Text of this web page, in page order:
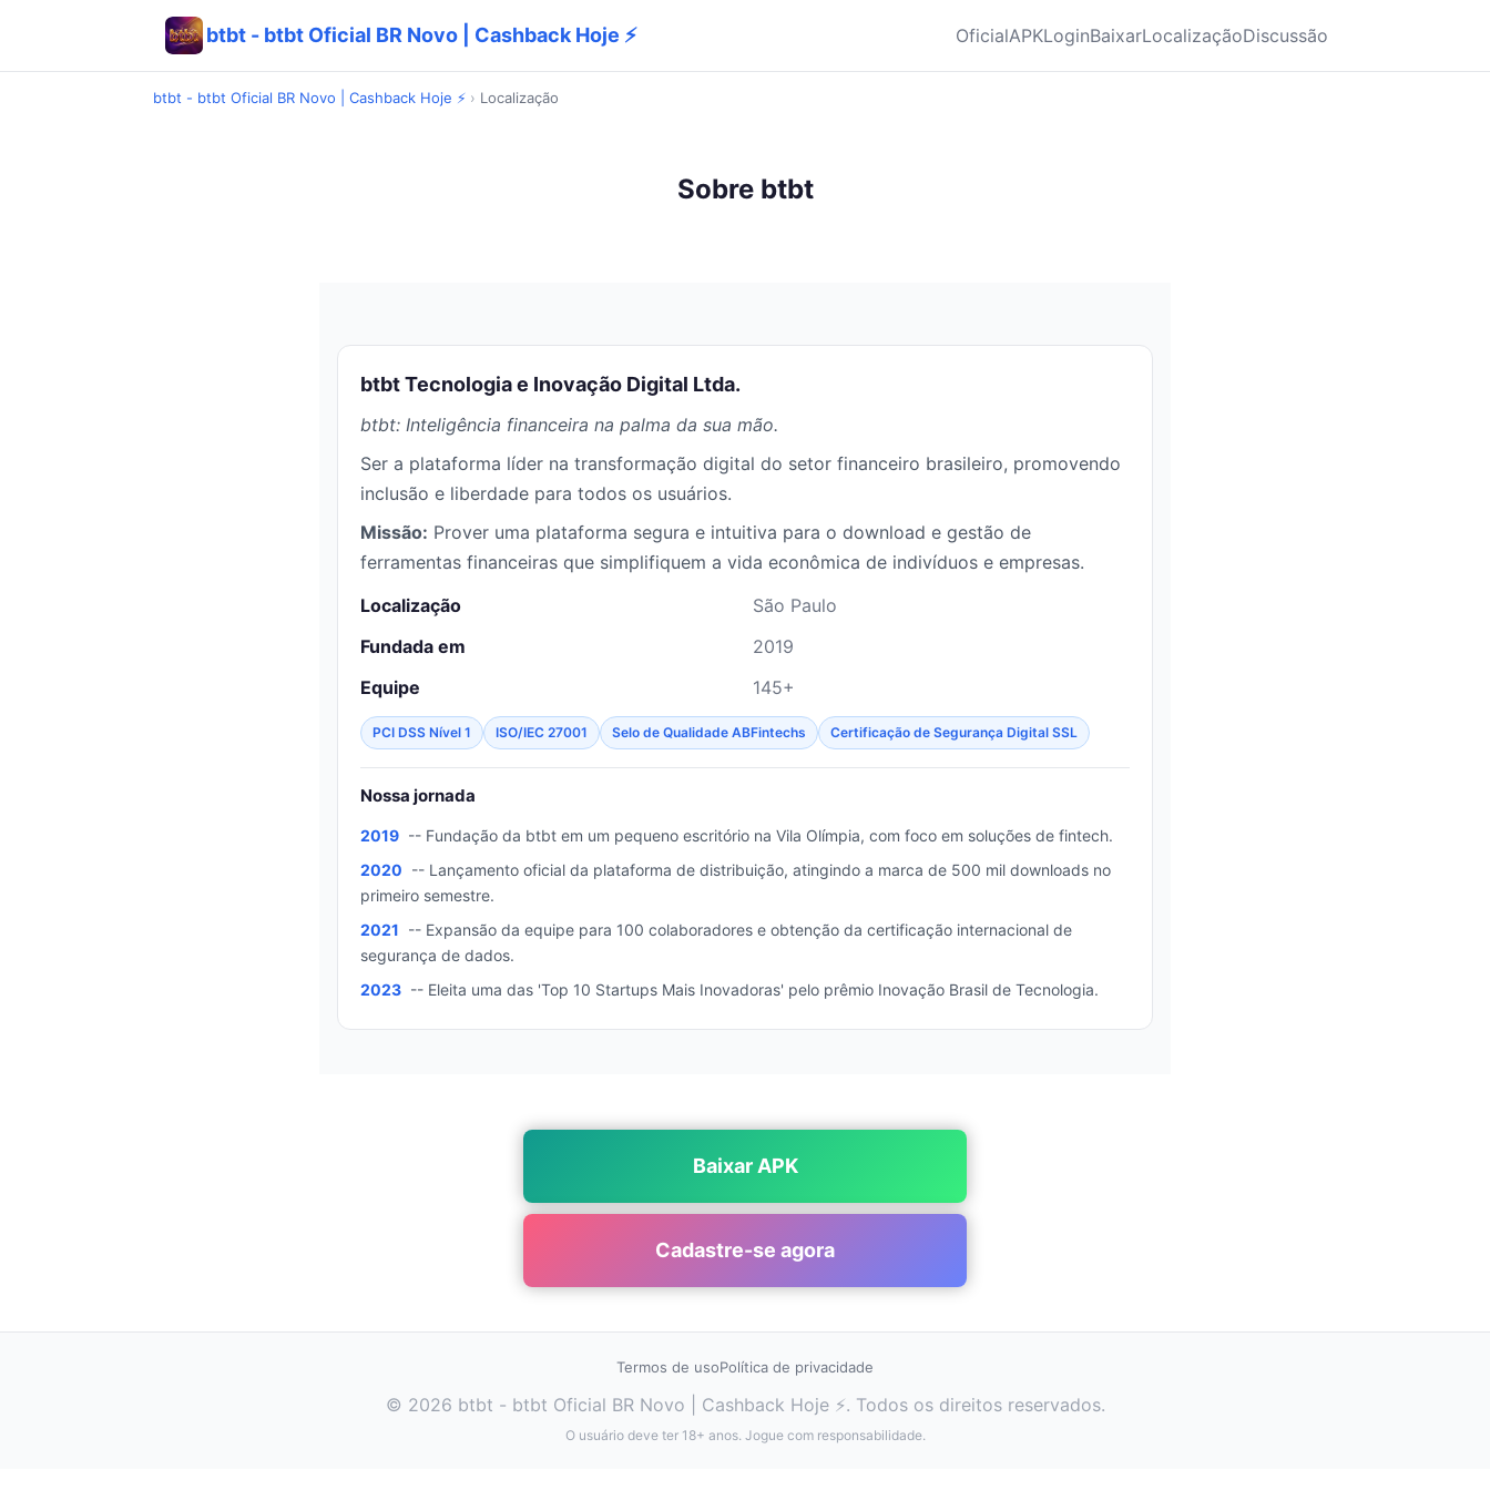
btbt - btbt Oficial BR Novo | Cashback Hoje ⚡ OficialAPKLoginBaixarLocalizaçãoDiscussão
btbt - btbt Oficial BR Novo | Cashback Hoje ⚡ › Localização
Sobre btbt
btbt Tecnologia e Inovação Digital Ltda.
btbt: Inteligência financeira na palma da sua mão.
Ser a plataforma líder na transformação digital do setor financeiro brasileiro, promovendo
inclusão e liberdade para todos os usuários.
Missão: Prover uma plataforma segura e intuitiva para o download e gestão de
ferramentas financeiras que simplifiquem a vida econômica de indivíduos e empresas.
Localização
São Paulo
Fundada em
2019
Equipe
145+
PCI DSS Nível 1 ISO/IEC 27001 Selo de Qualidade ABFintechs Certificação de Segurança Digital SSL
Nossa jornada
2019 -- Fundação da btbt em um pequeno escritório na Vila Olímpia, com foco em soluções de fintech.
2020 -- Lançamento oficial da plataforma de distribuição, atingindo a marca de 500 mil downloads no
primeiro semestre.
2021 -- Expansão da equipe para 100 colaboradores e obtenção da certificação internacional de
segurança de dados.
2023 -- Eleita uma das 'Top 10 Startups Mais Inovadoras' pelo prêmio Inovação Brasil de Tecnologia.
Baixar APK
Cadastre-se agora
Termos de usoPolítica de privacidade
© 2026 btbt - btbt Oficial BR Novo | Cashback Hoje ⚡. Todos os direitos reservados.
O usuário deve ter 18+ anos. Jogue com responsabilidade.